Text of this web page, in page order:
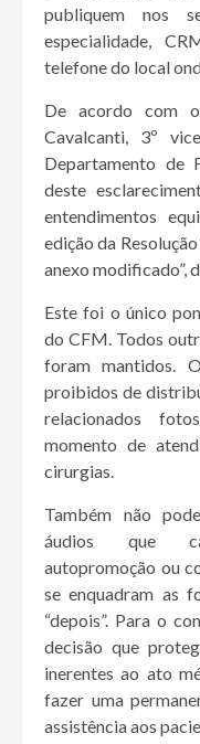
publiquem nos
especialidade,
telefone do local
De acordo com o
Cavalcanti, 3º
Departamento de
deste
entendimentos
edição da
anexo modificado”,
Este foi o único
do CFM. Todos
foram mantidos.
proibidos de
relacionados
momento de
cirurgias.
Também não
áudios que
autopromoção ou
se enquadram as
“depois”. Para o
decisão que
inerentes ao ato
fazer uma
assistência aos